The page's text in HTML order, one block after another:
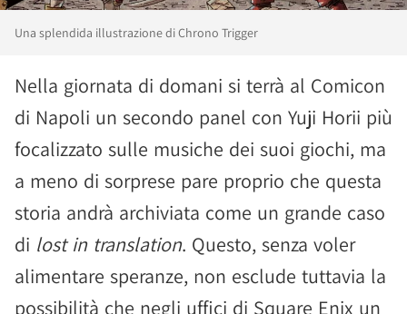
Una splendida illustrazione di Chrono Trigger
Nella giornata di domani si terrà al Comicon
di Napoli un secondo panel con Yuji Horii più
focalizzato sulle musiche dei suoi giochi, ma
a meno di sorprese pare proprio che questa
storia andrà archiviata come un grande caso
di lost in translation. Questo, senza voler
alimentare speranze, non esclude tuttavia la
possibilità che negli uffici di Square Enix un